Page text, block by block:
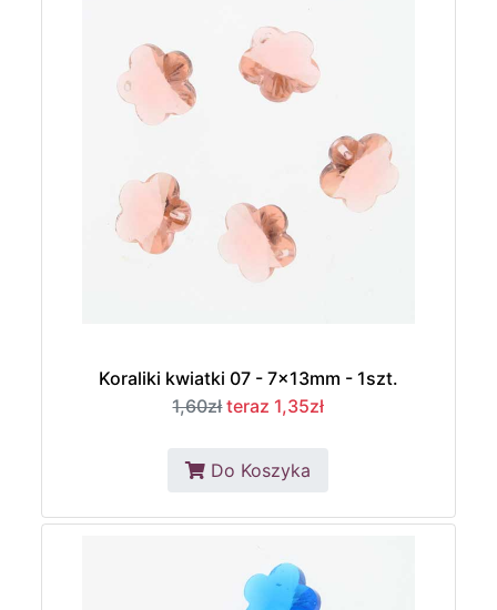
Koraliki kwiatki 07 - 7x13mm - 1szt.
1,60zł teraz 1,35zł
Do Koszyka